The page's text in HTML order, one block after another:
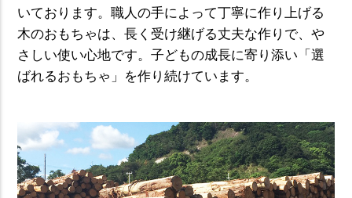
いております。職人の手によって丁寧に作り上げる
木のおもちゃは、長く受け継げる丈夫な作りで、や
さしい使い心地です。子どもの成長に寄り添い「選
ばれるおもちゃ」を作り続けています。